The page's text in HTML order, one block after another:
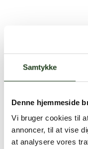
Samtykke
Denne hjemmeside
Vi bruger cookies til
annoncer, til at vise
at analysere vores
Der opstod en
Kontakt os på +45